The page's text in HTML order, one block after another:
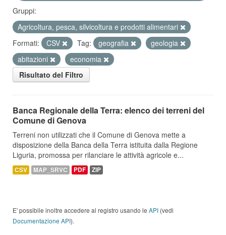
Gruppi:
Agricoltura, pesca, silvicoltura e prodotti alimentari
Formati:
CSV Tag: geografia
geologia
abitazioni
economia
Risultato del Filtro
Banca Regionale della Terra: elenco dei terreni del
Comune di Genova
Terreni non utilizzati che il Comune di Genova mette a
disposizione della Banca della Terra istituita dalla Regione
Liguria, promossa per rilanciare le attività agricole e...
CSV MAP_SRVC PDF ZIP
E' possibile inoltre accedere al registro usando le API (vedi
Documentazione API).